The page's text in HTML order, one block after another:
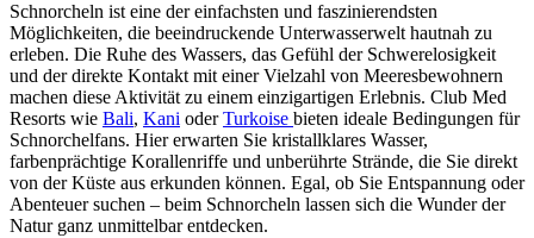
Schnorcheln ist eine der einfachsten und faszinierendsten
Möglichkeiten, die beeindruckende Unterwasserwelt hautnah zu
erleben. Die Ruhe des Wassers, das Gefühl der Schwerelosigkeit
und der direkte Kontakt mit einer Vielzahl von Meeresbewohnern
machen diese Aktivität zu einem einzigartigen Erlebnis. Club Med
Resorts wie Bali, Kani oderTurkoise bieten ideale Bedingungen für
Schnorchelfans. Hier erwarten Sie kristallklares Wasser,
farbenprächtige Korallenriffe und unberührte Strände, die Sie direkt
von der Küste aus erkunden können. Egal, ob Sie Entspannung oder
Abenteuer suchen – beim Schnorcheln lassen sich die Wunder der
Natur ganz unmittelbar entdecken.